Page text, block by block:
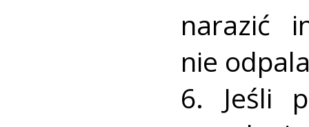
narazić
nie
6. Jeśli